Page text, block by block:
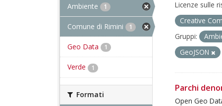
Ambiente 1
Comune di Rimini 1
Geo Data 1
Verde 1
Formati
Licenze sulle
Creative
Gruppi:
GeoJSON
Parchi
Open Geo